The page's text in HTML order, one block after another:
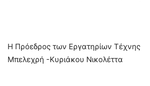
Η Πρόεδρος των Εργατηρίων Τέχνης
Μπελεχρή -Κυριάκου Νικολέττα